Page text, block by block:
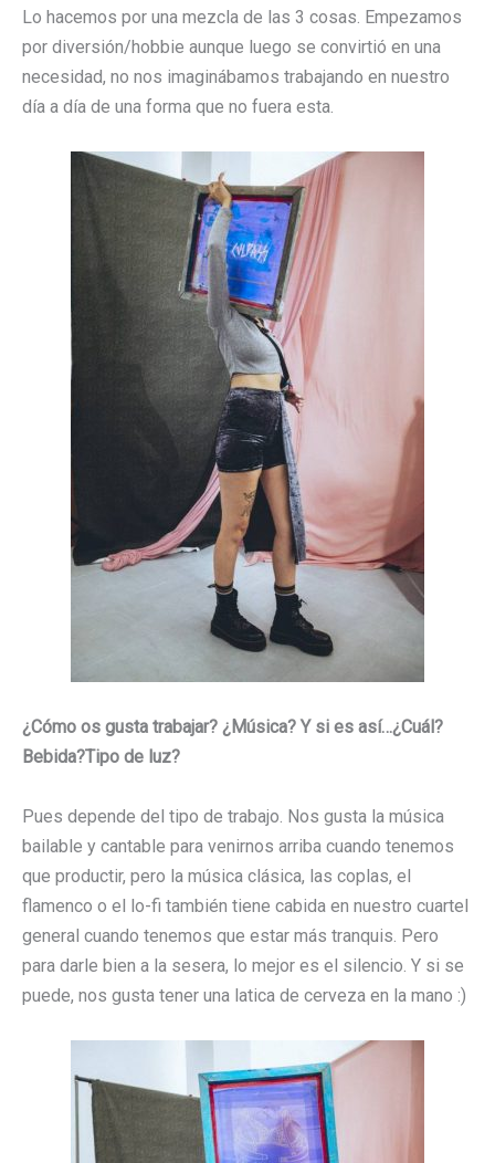
Lo hacemos por una mezcla de las 3 cosas. Empezamos
por diversión/hobbie aunque luego se convirtió en una
necesidad, no nos imaginábamos trabajando en nuestro
día a día de una forma que no fuera esta.
¿Cómo os gusta trabajar? ¿Música? Y si es así…¿Cuál?
Bebida?Tipo de luz?
Pues depende del tipo de trabajo. Nos gusta la música
bailable y cantable para venirnos arriba cuando tenemos
que productir, pero la música clásica, las coplas, el
flamenco o el lo-fi también tiene cabida en nuestro cuartel
general cuando tenemos que estar más tranquis. Pero
para darle bien a la sesera, lo mejor es el silencio. Y si se
puede, nos gusta tener una latica de cerveza en la mano :)